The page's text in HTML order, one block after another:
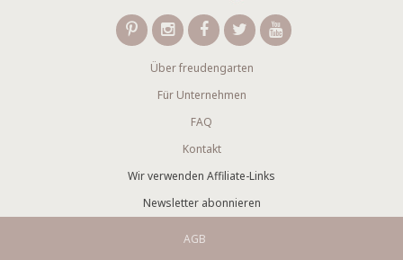
Über freudengarten
Für Unternehmen
FAQ
Kontakt
Wir verwenden Affiliate-Links
Newsletter abonnieren
AGB